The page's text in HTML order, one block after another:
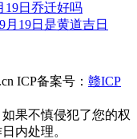
心 雅夕
心诚 才赋
19日乔迁好吗
19日是黄道吉日
ICP备案号： 赣ICP
果不慎侵犯了您的权
内处理。